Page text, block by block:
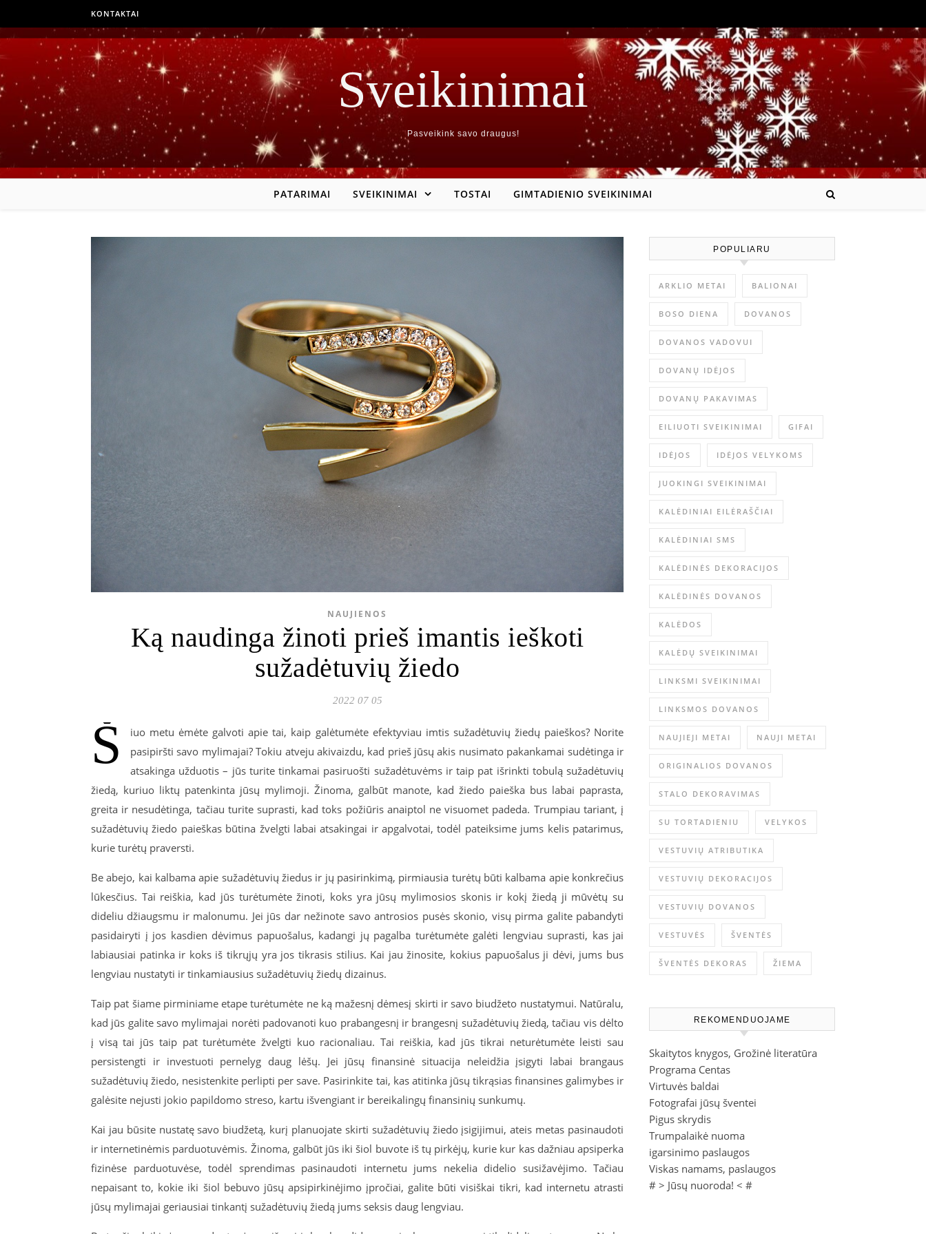
KONTAKTAI
Sveikinimai
Pasveikink savo draugus!
PATARIMAI SVEIKINIMAI TOSTAI GIMTADIENIO SVEIKINIMAI
NAUJIENOS
Ką naudinga žinoti prieš imantis ieškoti
sužadėtuvių žiedo
2022 07 05
Š
iuo metu ėmėte galvoti apie tai, kaip galėtumėte efektyviau imtis sužadėtuvių žiedų paieškos? Norite
pasipiršti savo mylimajai? Tokiu atveju akivaizdu, kad prieš jūsų akis nusimato pakankamai sudėtinga ir
atsakinga užduotis – jūs turite tinkamai pasiruošti sužadėtuvėms ir taip pat išrinkti tobulą sužadėtuvių
žiedą, kuriuo liktų patenkinta jūsų mylimoji. Žinoma, galbūt manote, kad žiedo paieška bus labai paprasta,
greita ir nesudėtinga, tačiau turite suprasti, kad toks požiūris anaiptol ne visuomet padeda. Trumpiau tariant, į
sužadėtuvių žiedo paieškas būtina žvelgti labai atsakingai ir apgalvotai, todėl pateiksime jums kelis patarimus,
kurie turėtų praversti.
Be abejo, kai kalbama apie sužadėtuvių žiedus ir jų pasirinkimą, pirmiausia turėtų būti kalbama apie konkrečius
lūkesčius. Tai reiškia, kad jūs turėtumėte žinoti, koks yra jūsų mylimosios skonis ir kokį žiedą ji mūvėtų su
dideliu džiaugsmu ir malonumu. Jei jūs dar nežinote savo antrosios pusės skonio, visų pirma galite pabandyti
pasidairyti į jos kasdien dėvimus papuošalus, kadangi jų pagalba turėtumėte galėti lengviau suprasti, kas jai
labiausiai patinka ir koks iš tikrųjų yra jos tikrasis stilius. Kai jau žinosite, kokius papuošalus ji dėvi, jums bus
lengviau nustatyti ir tinkamiausius sužadėtuvių žiedų dizainus.
Taip pat šiame pirminiame etape turėtumėte ne ką mažesnį dėmesį skirti ir savo biudžeto nustatymui. Natūralu,
kad jūs galite savo mylimajai norėti padovanoti kuo prabangesnį ir brangesnį sužadėtuvių žiedą, tačiau vis dėlto
į visą tai jūs taip pat turėtumėte žvelgti kuo racionaliau. Tai reiškia, kad jūs tikrai neturėtumėte leisti sau
persistengti ir investuoti pernelyg daug lėšų. Jei jūsų finansinė situacija neleidžia įsigyti labai brangaus
sužadėtuvių žiedo, nesistenkite perlipti per save. Pasirinkite tai, kas atitinka jūsų tikrąsias finansines galimybes ir
galėsite nejusti jokio papildomo streso, kartu išvengiant ir bereikalingų finansinių sunkumų.
Kai jau būsite nustatę savo biudžetą, kurį planuojate skirti sužadėtuvių žiedo įsigijimui, ateis metas pasinaudoti
ir internetinėmis parduotuvėmis. Žinoma, galbūt jūs iki šiol buvote iš tų pirkėjų, kurie kur kas dažniau apsiperka
fizinėse parduotuvėse, todėl sprendimas pasinaudoti internetu jums nekelia didelio susižavėjimo. Tačiau
nepaisant to, kokie iki šiol bebuvo jūsų apsipirkinėjimo įpročiai, galite būti visiškai tikri, kad internetu atrasti
jūsų mylimajai geriausiai tinkantį sužadėtuvių žiedą jums seksis daug lengviau.
POPULIARU
ARKLIO METAI BALIONAI
BOSO DIENA DOVANOS
DOVANOS VADOVUI
DOVANŲ IDĖJOS
DOVANŲ PAKAVIMAS
EILIUOTI SVEIKINIMAI GIFAI
IDĖJOS IDĖJOS VELYKOMS
JUOKINGI SVEIKINIMAI
KALĖDINIAI EILĖRAŠČIAI
KALĖDINIAI SMS
KALĖDINĖS DEKORACIJOS
KALĖDINĖS DOVANOS
KALĖDOS
KALĖDŲ SVEIKINIMAI
LINKSMI SVEIKINIMAI
LINKSMOS DOVANOS
NAUJIEJI METAI NAUJI METAI
ORIGINALIOS DOVANOS
STALO DEKORAVIMAS
SU TORTADIENIU VELYKOS
VESTUVIŲ ATRIBUTIKA
VESTUVIŲ DEKORACIJOS
VESTUVIŲ DOVANOS
VESTUVĖS ŠVENTĖS
ŠVENTĖS DEKORAS ŽIEMA
REKOMENDUOJAME
Skaitytos knygos, Grožinė literatūra
Programa Centas
Virtuvės baldai
Fotografai jūsų šventei
Pigus skrydis
Trumpalaikė nuoma
igarsinimo paslaugos
Viskas namams, paslaugos
# > Jūsų nuoroda! < #